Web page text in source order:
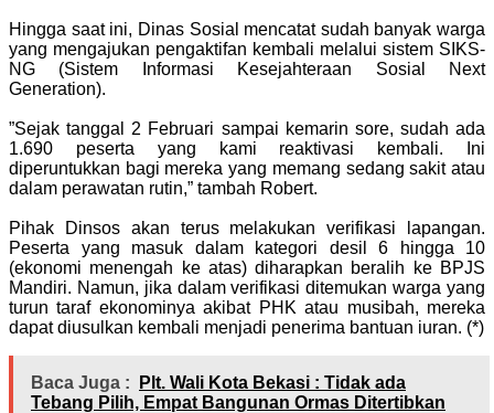
Hingga saat ini, Dinas Sosial mencatat sudah banyak warga
yang mengajukan pengaktifan kembali melalui sistem SIKS-
NG (Sistem Informasi Kesejahteraan Sosial Next
Generation).
‎”Sejak tanggal 2 Februari sampai kemarin sore, sudah ada
1.690 peserta yang kami reaktivasi kembali. Ini
diperuntukkan bagi mereka yang memang sedang sakit atau
dalam perawatan rutin,” tambah Robert.
‎Pihak Dinsos akan terus melakukan verifikasi lapangan.
Peserta yang masuk dalam kategori desil 6 hingga 10
(ekonomi menengah ke atas) diharapkan beralih ke BPJS
Mandiri. Namun, jika dalam verifikasi ditemukan warga yang
turun taraf ekonominya akibat PHK atau musibah, mereka
dapat diusulkan kembali menjadi penerima bantuan iuran. (*)
Baca Juga :
Plt. Wali Kota Bekasi : Tidak ada
Tebang Pilih, Empat Bangunan Ormas Ditertibkan